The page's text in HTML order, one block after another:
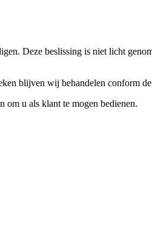
Deze beslissing is niet licht
blijven wij behandelen conform
om u als klant te mogen bedienen.